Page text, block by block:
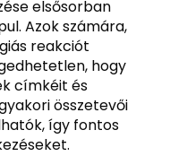
elsősorban
Azok számára,
reakciót
hogy
címkéit és
összetevői
így fontos